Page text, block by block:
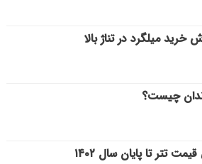
میلگرد در تناژ بالا
چیست؟
تتر تا پایان سال ۱۴۰۲